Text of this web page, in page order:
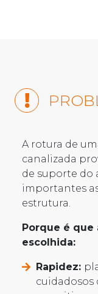
A rotura de
canalizada
de suporte do
importantes
estrutura.
Porque é que
escolhida:
Rapidez:
cuidadosos